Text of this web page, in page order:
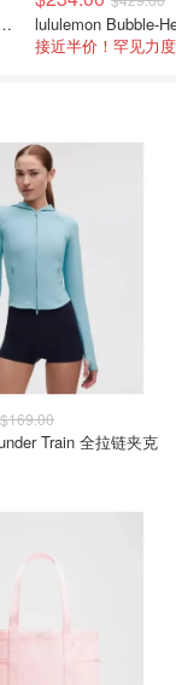
Chill 女士运动外套
接近半价！罕见力度
$169.00
Train 全拉链夹克